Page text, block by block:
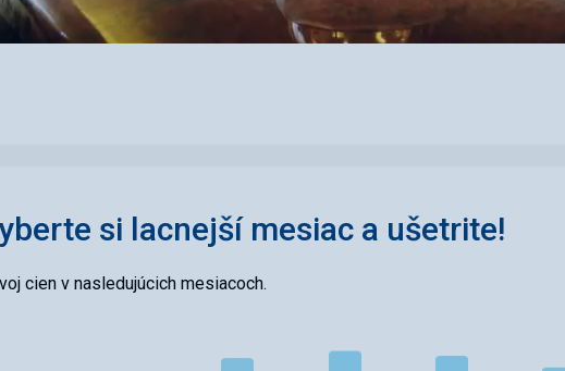
si lacnejší mesiac a ušetrite!
cien v nasledujúcich mesiacoch.